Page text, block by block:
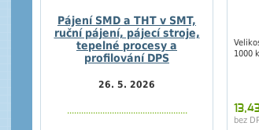
1000
bez
Pájení SMD a THT v SMT,
ruční pájení, pájecí stroje,
tepelné procesy a
profilování DPS
26. 5. 2026
...................................................